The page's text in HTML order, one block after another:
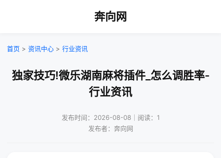
奔向网
首页 > 资讯中心 > 行业资讯
独家技巧!微乐湖南麻将插件_怎么调胜率-
行业资讯
发布时间：2026-08-08｜阅读：1
发布者：奔向网